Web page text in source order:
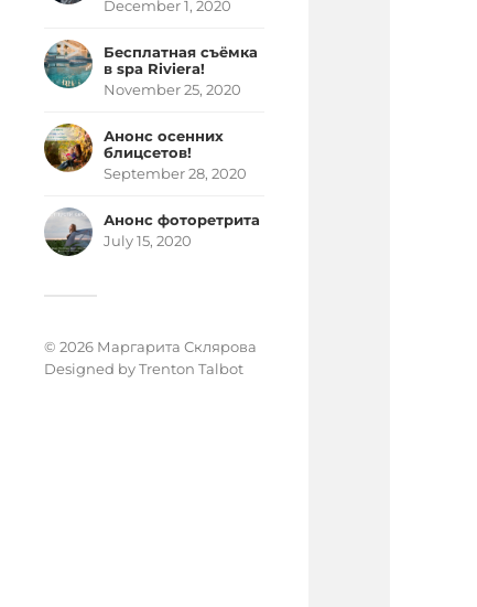
December 1, 2020
Бесплатная съёмка
в spa Riviera!
November 25, 2020
Анонс осенних
блицсетов!
September 28, 2020
Анонс фоторетрита
July 15, 2020
© 2026 Маргарита Склярова
Designed byTrenton Talbot